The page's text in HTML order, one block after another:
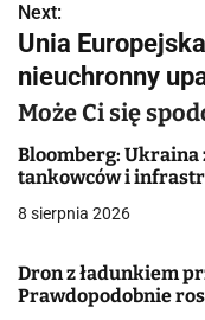
w
i
a
c
j
Next:
Unia
nieuchronny
Może Ci się
Bloomberg: Ukraina
tankowców i
8 sierpnia 2026
Dron z ładunkiem
Prawdopodobnie